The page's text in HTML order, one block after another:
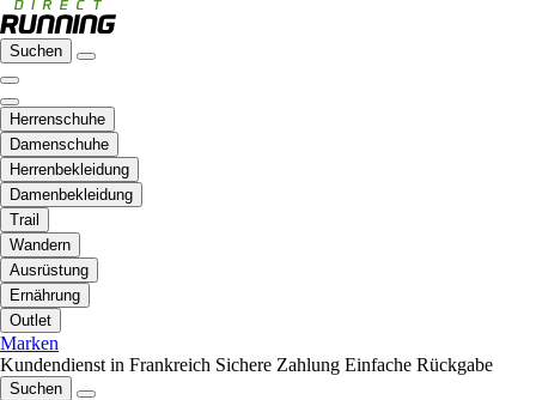
Suchen
Herrenschuhe
Damenschuhe
Herrenbekleidung
Damenbekleidung
Trail
Wandern
Ausrüstung
Ernährung
Outlet
Marken
Kundendienst in Frankreich Sichere Zahlung Einfache Rückgabe
Suchen